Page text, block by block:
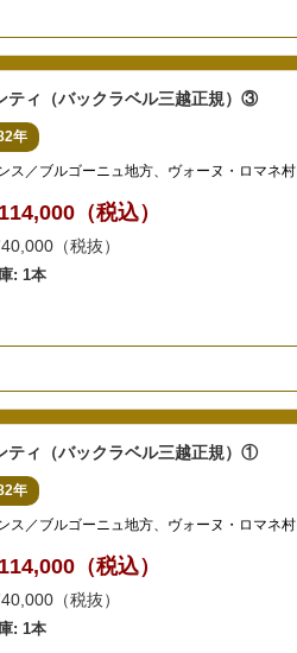
ティ（バックラベル三越正規）③
年
ス／ブルゴーニュ地方、ヴォーヌ・ロマネ村
（税込）
（税抜）
: 1本
ティ（バックラベル三越正規）①
年
ス／ブルゴーニュ地方、ヴォーヌ・ロマネ村
（税込）
（税抜）
: 1本